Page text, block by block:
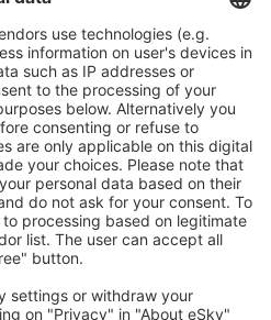
Städte
in Paris
Unterkunft in Nizza
in Beausoleil
Unterkunft in Bonifacio
la-Mer